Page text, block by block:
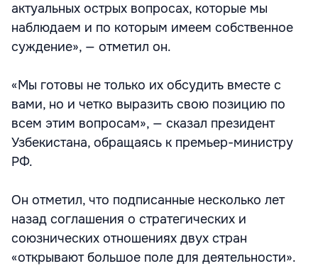
актуальных острых вопросах, которые мы
наблюдаем и по которым имеем собственное
суждение», — отметил он.
«Мы готовы не только их обсудить вместе с
вами, но и четко выразить свою позицию по
всем этим вопросам», — сказал президент
Узбекистана, обращаясь к премьер-министру
РФ.
Он отметил, что подписанные несколько лет
назад соглашения о стратегических и
союзнических отношениях двух стран
«открывают большое поле для деятельности».